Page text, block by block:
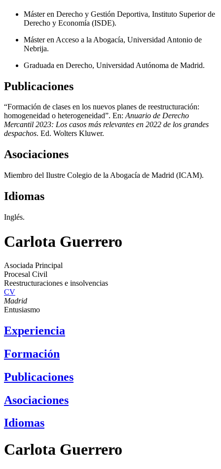
Máster en Derecho y Gestión Deportiva, Instituto Superior de
Derecho y Economía (ISDE).
Máster en Acceso a la Abogacía, Universidad Antonio de
Nebrija.
Graduada en Derecho, Universidad Autónoma de Madrid.
Publicaciones
“Formación de clases en los nuevos planes de reestructuración:
homogeneidad o heterogeneidad”. En: Anuario de Derecho
Mercantil 2023: Los casos más relevantes en 2022 de los grandes
despachos. Ed. Wolters Kluwer.
Asociaciones
Miembro del Ilustre Colegio de la Abogacía de Madrid (ICAM).
Idiomas
Inglés.
Carlota Guerrero
Asociada Principal
Procesal Civil
Reestructuraciones e insolvencias
CV
Madrid
Entusiasmo
Experiencia
Formación
Publicaciones
Asociaciones
Idiomas
Carlota Guerrero